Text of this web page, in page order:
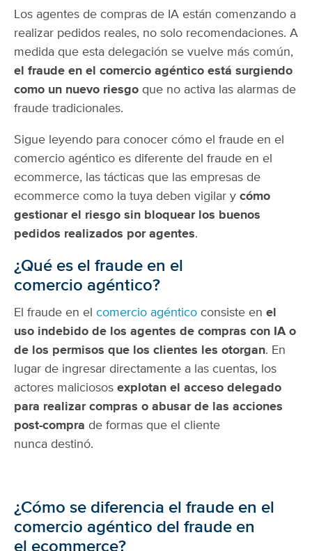
Los agentes de compras de IA están comenzando a
realizar pedidos reales, no solo recomendaciones. A
medida que esta delegación se vuelve más común,
el fraude en el comercio agéntico está surgiendo
como un nuevo riesgo que no activa las alarmas de
fraude tradicionales.
Sigue leyendo para conocer cómo el fraude en el
comercio agéntico es diferente del fraude en el
ecommerce, las tácticas que las empresas de
ecommerce como la tuya deben vigilar y cómo
gestionar el riesgo sin bloquear los buenos
pedidos realizados por agentes.
¿Qué es el fraude en el
comercio agéntico?
El fraude en el comercio agéntico consiste en el
uso indebido de los agentes de compras con IA o
de los permisos que los clientes les otorgan. En
lugar de ingresar directamente a las cuentas, los
actores maliciosos explotan el acceso delegado
para realizar compras o abusar de las acciones
post-compra de formas que el cliente
nunca destinó.
¿Cómo se diferencia el fraude en el
comercio agéntico del fraude en
el ecommerce?